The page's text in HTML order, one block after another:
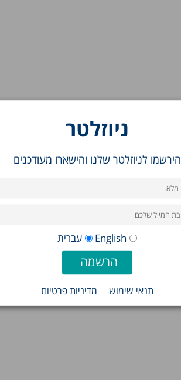
ניוזלטר
הירשמו לניוזלטר שלנו והישארו מעודכנים
English עברית
תנאי שימוש מדיניות פרטיות